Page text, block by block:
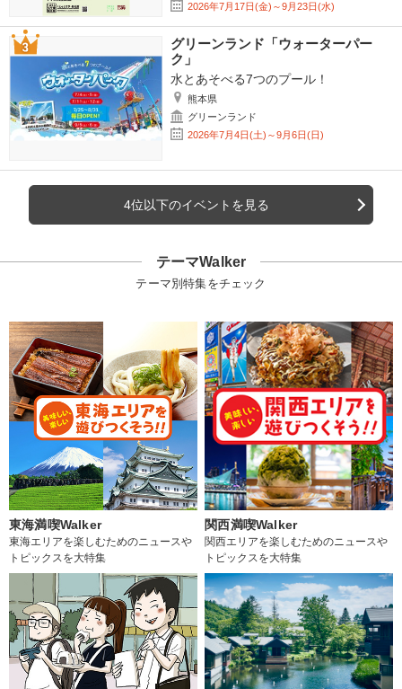
2026年7月17日(金)～9月23日(水)
グリーンランド「ウォーターパー
ク」
水とあそべる7つのプール！
熊本県
グリーンランド
2026年7月4日(土)～9月6日(日)
4位以下のイベントを見る
テーマWalker
テーマ別特集をチェック
東海満喫Walker
東海エリアを楽しむためのニュースや
トピックスを大特集
関西満喫Walker
関西エリアを楽しむためのニュースや
トピックスを大特集